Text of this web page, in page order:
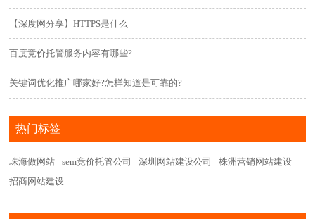
【深度网分享】HTTPS是什么
百度竞价托管服务内容有哪些?
关键词优化推广哪家好?怎样知道是可靠的?
热门标签
珠海做网站 sem竞价托管公司 深圳网站建设公司
株洲营销网站建设
招商网站建设